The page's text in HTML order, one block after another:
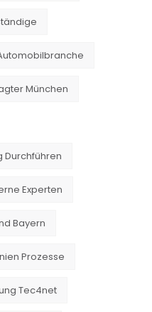
München
Durchführen
Experten
Bayern
Prozesse
Tec4net